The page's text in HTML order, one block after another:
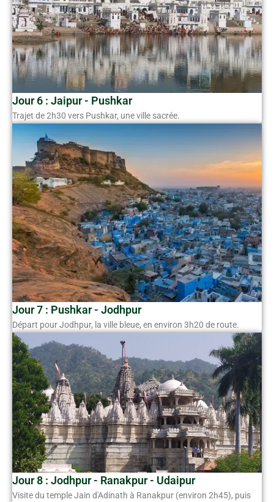
Jour 6 : Jaipur - Pushkar
Trajet de 2h30 vers Pushkar, une ville sacrée.
Jour 7 : Pushkar - Jodhpur
Départ pour Jodhpur, la ville bleue, en environ 3h20 de route.
Jour 8 : Jodhpur - Ranakpur - Udaipur
Visite du temple Jain d'Adinath à Ranakpur (environ 2h45), puis